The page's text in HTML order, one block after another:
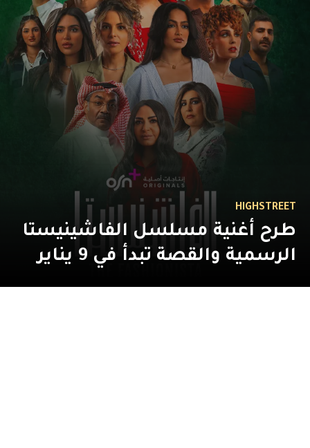
HIGHSTREET
طرح أغنية مسلسل الفاشينيستا
الرسمية والقصة تبدأ في 9 يناير